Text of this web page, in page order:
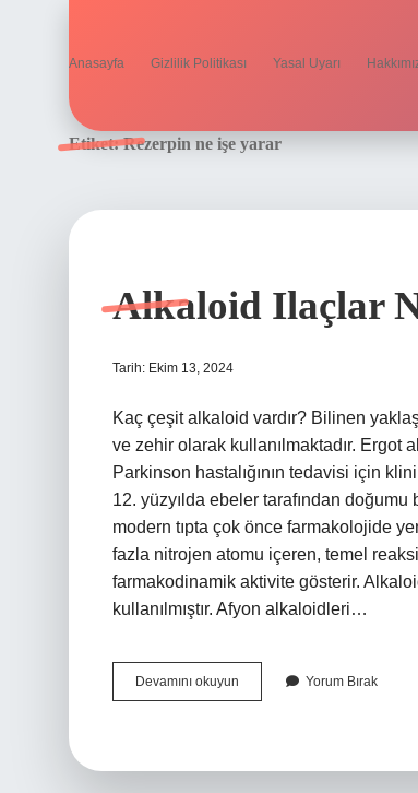
Anasayfa Gizlilik Politikası Yasal Uyarı
Etiket:Rezerpin ne işe yarar
Alkaloid Ilaçlar
Tarih: Ekim 13, 2024
Kaç çeşit alkaloid vardır? Bilinen
ve zehir olarak kullanılmaktadır.
Parkinson hastalığının tedavisi için
12. yüzyılda ebeler tarafından
modern tıpta çok önce farmakolojide
fazla nitrojen atomu içeren, temel
farmakodinamik aktivite gösterir.
kullanılmıştır. Afyon alkaloidleri…
Devamını okuyun
Ilaçlar
Yorum Bırak